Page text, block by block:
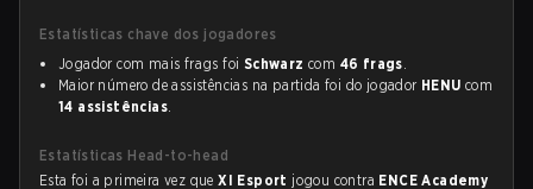
Estatísticas chave dos jogadores
Jogador com mais frags foi Schwarz com 46 frags.
Maior número de assistências na partida foi do jogador HENU com
14 assistências.
Estatísticas Head-to-head
Esta foi a primeira vez queXI Esport jogou contra ENCE Academy